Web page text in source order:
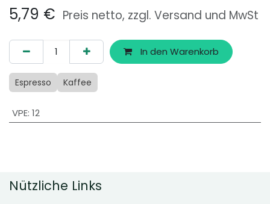
5,79 € Preis netto, zzgl. Versand und MwSt
In den Warenkorb
Espresso Kaffee
VPE: 12
Nützliche Links